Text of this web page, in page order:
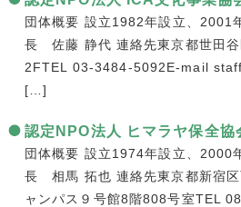
団体概要 設立1982年設立、2001
長 佐藤 静代 連絡先東京都世田谷
2FTEL 03-3484-5092E-mail
[…]
認定NPO法人 ヒマラヤ保全協
団体概要 設立1974年設立、2000
長 相馬 拓也 連絡先東京都新宿
ャンパス９号館8階808号室TEL